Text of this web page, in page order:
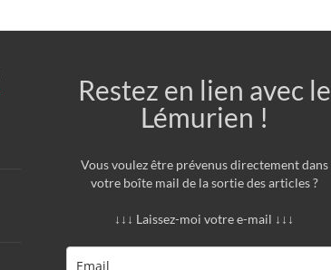
Restez en lien avec le
Lémurien !
Vous voulez être prévenus directement dans
votre boîte mail de la sortie des articles ?
↓↓↓ Laissez-moi votre e-mail ↓↓↓